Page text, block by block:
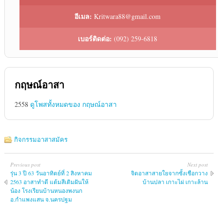
อีเมล: Kritwara88@gmail.com
เบอร์ติดต่อ: (092) 259-6818
กฤษณ์อาสา
2558 ดูโพสทั้งหมดของ กฤษณ์อาสา
กิจกรรมอาสาสมัคร
Previous post
รุ่น 3 ปี 63 วันอาทิตย์ที่ 2 สิงหาคม
2563 อาสาทำดี แต้มสีเติมฝันให้
น้อง โรงเรียนบ้านหนองพงนก
อ.กำแพงแสน จ.นครปฐม
Next post
จิตอาสาสายใยจากซั้งเชือกวาง
บ้านปลา เกาะไผ่ เกาะล้าน